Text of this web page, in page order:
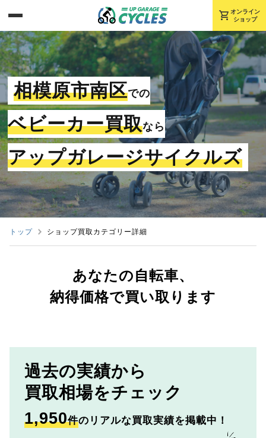
shopping_cart オンライン
ショップ
相模原市南区での
ベビーカー買取なら
アップガレージサイクルズ
トップ ショップ買取カテゴリー詳細
あなたの自転車、
納得価格で買い取ります
過去の実績から
買取相場をチェック
1,950件のリアルな買取実績を掲載中！